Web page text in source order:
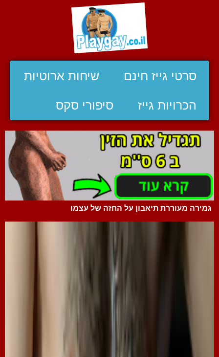
סרטי גייז חינם שיחות ארוטיות
הכרויות גייז סיפורי סקס
גמירה מעוררת תיאבון על החזה של עצמו